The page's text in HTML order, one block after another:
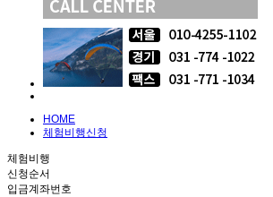
HOME
체험비행신청
체험비행
신청순서
입금계좌번호